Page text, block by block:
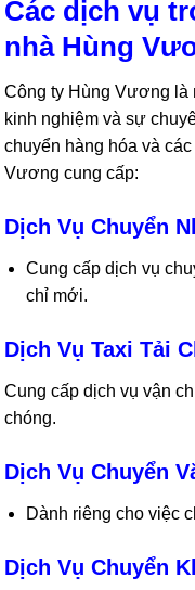
Các dịch vụ
nhà Hùng
Công ty Hùng Vương là
kinh nghiệm và sự
chuyển hàng hóa và
Vương cung cấp:
Dịch Vụ Chuyển
Cung cấp dịch vụ
chỉ mới.
Dịch Vụ Taxi Tải
Cung cấp dịch vụ vận
chóng.
Dịch Vụ Chuyển
Dành riêng cho việc
Dịch Vụ Chuyển